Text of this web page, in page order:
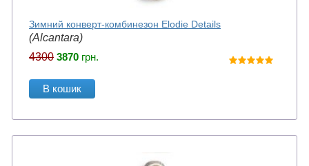
Зимний конверт-комбинезон Elodie Details
(Alcantara)
4300 3870 грн.
В кошик